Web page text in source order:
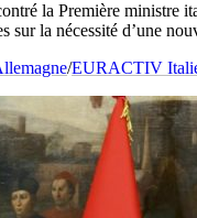
la Première ministre
sur la nécessité d’une
/EURACTIV